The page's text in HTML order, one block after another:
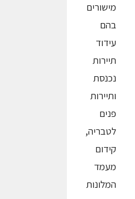
מישורים
בהם
עידוד
תיירות
נכנסת
ותיירות
פנים
לטבריה,
קידום
מעמד
המלונות